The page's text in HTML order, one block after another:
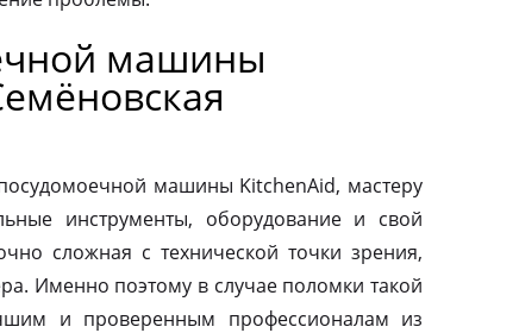
машины
машины KitchenAid, мастеру
инструменты, оборудование и свой
сложная с технической точки зрения,
Именно поэтому в случае поломки такой
и проверенным профессионалам из